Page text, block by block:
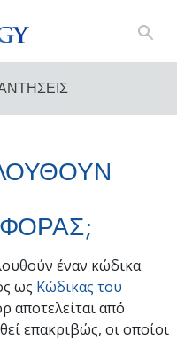
έναν κώδικα
ως Κώδικας του
αποτελείται από
επακριβώς, οι οποίοι